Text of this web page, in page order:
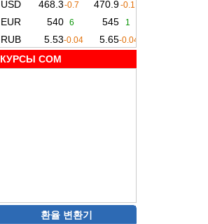
КУРСЫ COM
환율 변환기